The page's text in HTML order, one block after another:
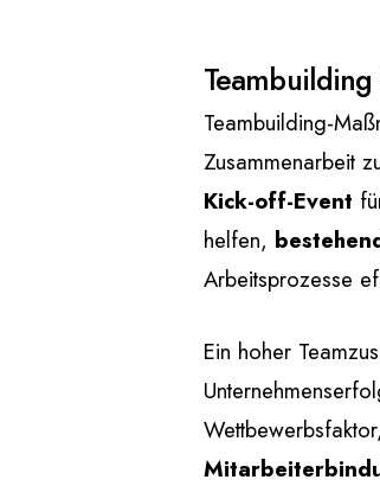
Teambuilding-
Zusammenarbeit
Kick-off-Event
helfen,
Arbeitsprozesse
Ein hoher